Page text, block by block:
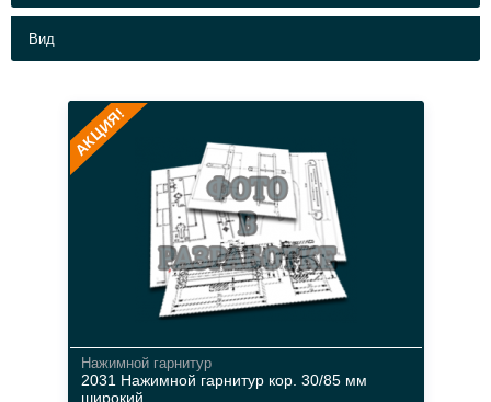
Вид
Нажимной гарнитур
2031 Нажимной гарнитур кор. 30/85 мм
широкий
АКЦИЯ!